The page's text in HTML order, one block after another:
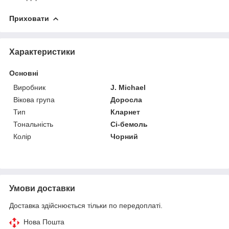
Приховати
Характеристики
Основні
Виробник
J. Michael
Вікова група
Доросла
Тип
Кларнет
Тональність
Сі-бемоль
Колір
Чорний
Умови доставки
Доставка здійснюється тільки по передоплаті.
Нова Пошта